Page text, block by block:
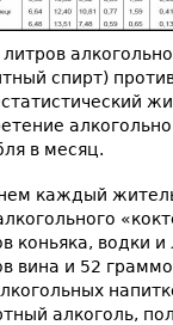
спирт)
в месяц.
каждый
коньяка, водки
вина и 52
алкоголь,